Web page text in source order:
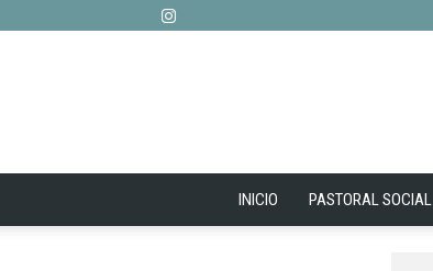
INICIO PASTORAL SOCIAL